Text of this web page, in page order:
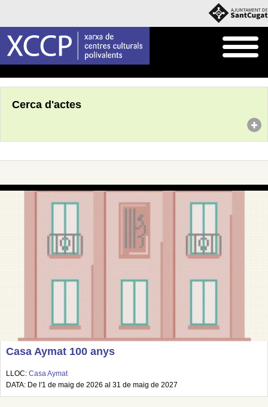
Cerca d'actes
Casa Aymat 100 anys
LLOC: Casa Aymat
DATA: De l'1 de maig de 2026 al 31 de maig de 2027